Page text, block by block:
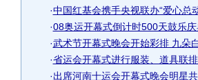
·中国红基会携手央视联办“爱心总
·08奥运开幕式倒计时500天鼓乐
·武术节开幕式晚会开始彩排 九朵
·省运会开幕式进行服装、道具联
·出席河南十运会开幕式晚会明星